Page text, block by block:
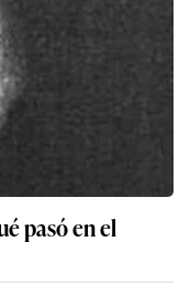
pasó en el